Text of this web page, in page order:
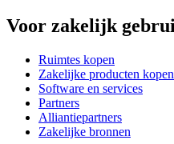
Voor zakelijk
Ruimtes kopen
Zakelijke producten kopen
Software en services
Partners
Alliantiepartners
Zakelijke bronnen